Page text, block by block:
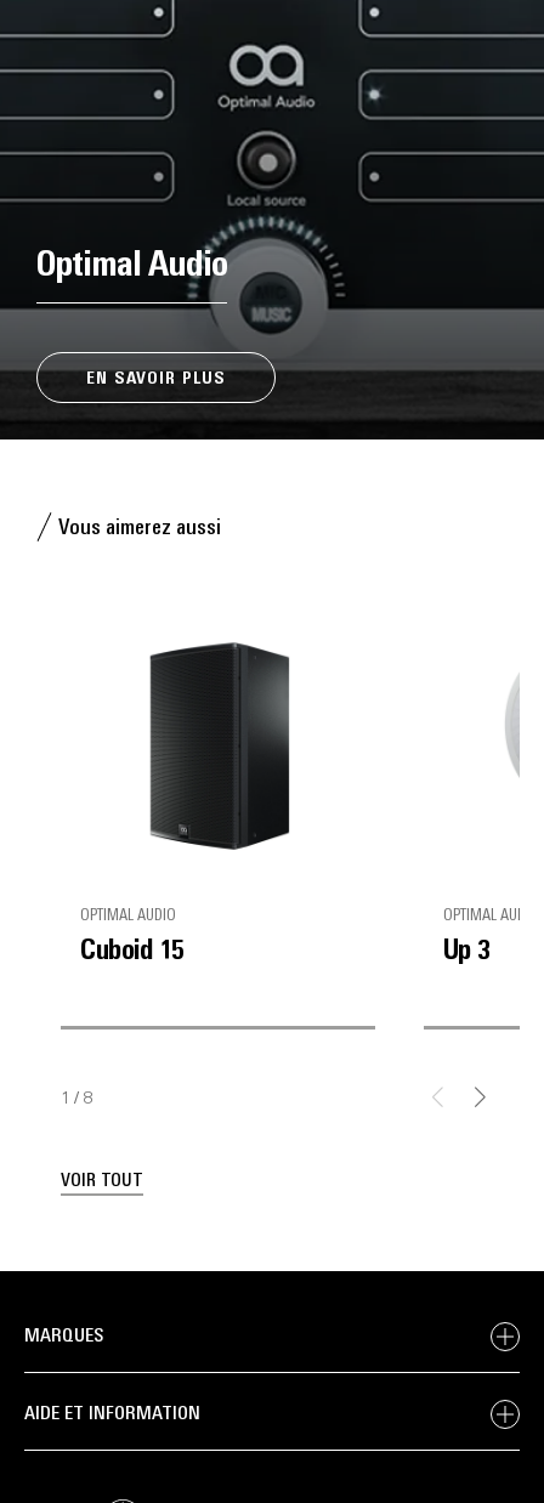
Optimal Audio
EN SAVOIR PLUS
Vous aimerez aussi
OPTIMAL AUDIO
Cuboid 15
OPTIMAL AUDIO
Up 3
1 / 8
VOIR TOUT
MARQUES
AIDE ET INFORMATION